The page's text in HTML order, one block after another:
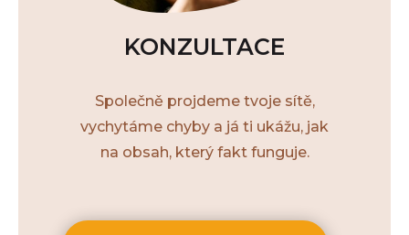
KONZULTACE
Společně projdeme tvoje sítě,
vychytáme chyby a já ti ukážu, jak
na obsah, který fakt funguje.